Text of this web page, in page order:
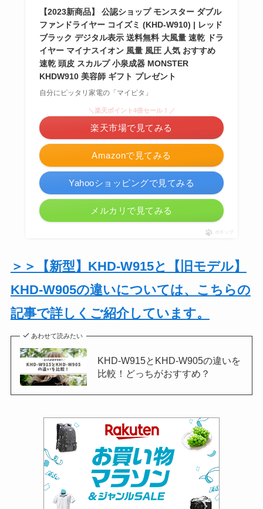
【2023新商品】 公認ショップ モンスター ダブル
ファンドライヤー コイズミ (KHD-W910) | レッド
ブラック デジタル表示 送料無料 大風量 速乾 ドラ
イヤー マイナスイオン 風量 風圧 人気 おすすめ
速乾 頭皮 スカルプ 小泉成器 MONSTER
KHDW910 美容師 ギフト プレゼント
自分にピッタリ家電の「マイピタ」
Amazonで見てみる
＼楽天ポイント4倍セール！／
楽天市場で見てみる
Yahooショッピングで見てみる
メルカリで見てみる
ポチップ
＞＞【新型】KHD-W915と【旧モデル】
KHD-W905の違いについては、こちらの
記事で詳しくご紹介しています。
あわせて読みたい
KHD-W915とKHD-W905の違いを
比較！どっちがおすすめ？